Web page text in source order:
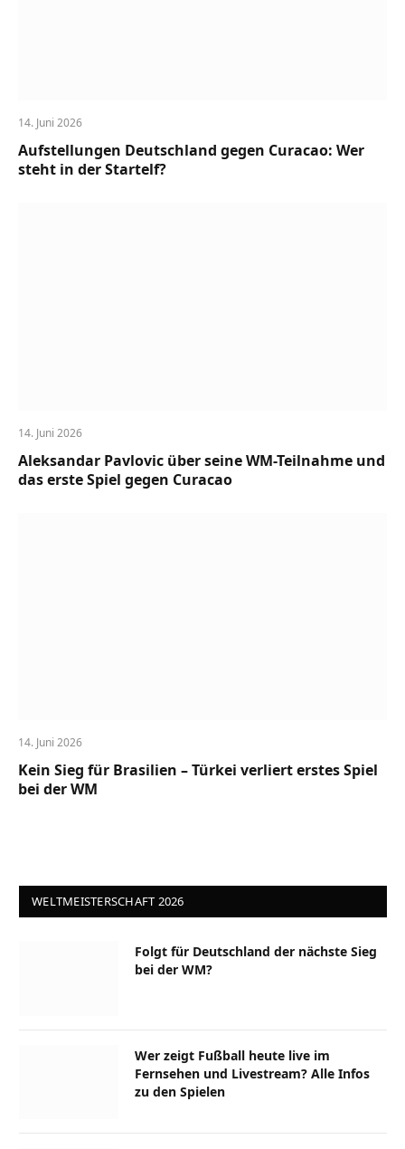
14. Juni 2026
Aufstellungen Deutschland gegen Curacao: Wer
steht in der Startelf?
14. Juni 2026
Aleksandar Pavlovic über seine WM-Teilnahme und
das erste Spiel gegen Curacao
14. Juni 2026
Kein Sieg für Brasilien – Türkei verliert erstes Spiel
bei der WM
WELTMEISTERSCHAFT 2026
Folgt für Deutschland der nächste Sieg
bei der WM?
Wer zeigt Fußball heute live im
Fernsehen und Livestream? Alle Infos
zu den Spielen